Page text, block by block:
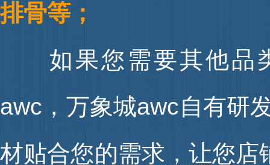
排骨等；
如果您需要其他
awc，万象城awc自
材贴合您的需求，让您店